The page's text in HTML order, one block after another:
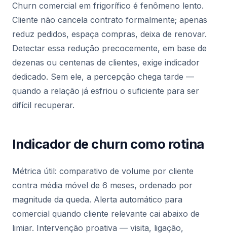
Churn comercial em frigorífico é fenômeno lento.
Cliente não cancela contrato formalmente; apenas
reduz pedidos, espaça compras, deixa de renovar.
Detectar essa redução precocemente, em base de
dezenas ou centenas de clientes, exige indicador
dedicado. Sem ele, a percepção chega tarde —
quando a relação já esfriou o suficiente para ser
difícil recuperar.
Indicador de churn como rotina
Métrica útil: comparativo de volume por cliente
contra média móvel de 6 meses, ordenado por
magnitude da queda. Alerta automático para
comercial quando cliente relevante cai abaixo de
limiar. Intervenção proativa — visita, ligação,